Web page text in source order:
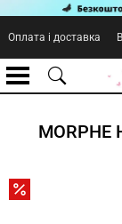
Оплата і доставка
MORPHE